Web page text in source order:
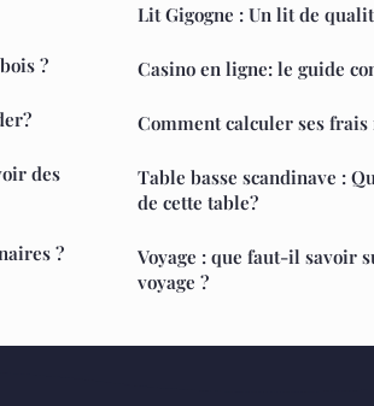
?
des
?
Lit Gigogne : Un lit de
Casino en ligne: le guide
Comment calculer ses frais
Table basse scandinave :
de cette table?
Voyage : que faut-il savoir
voyage ?